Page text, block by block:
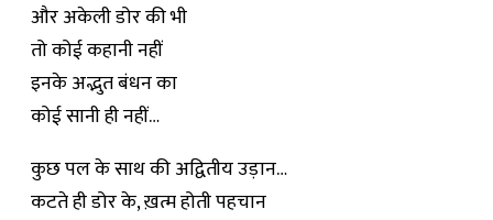
और अकेली डोर की भी
तो कोई कहानी नहीं
इनके अद्भुत बंधन का
कोई सानी ही नहीं…
कुछ पल के साथ की अद्वितीय उड़ान…
कटते ही डोर के, ख़त्म होती पहचान